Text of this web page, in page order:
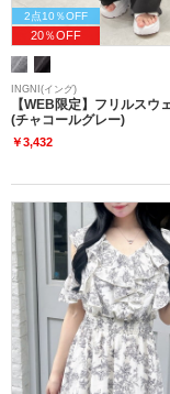
2点10％OFF
20％OFF
INGNI(イング)
【WEB限定】フリルスウ
(チャコールグレー)
￥3,432